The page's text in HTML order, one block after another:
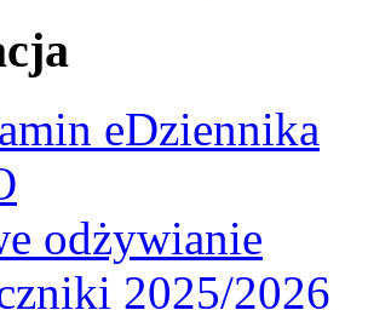
eDziennika
odżywianie
2025/2026